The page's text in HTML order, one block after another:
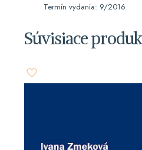
Termín vydania: 9/2016
Súvisiace